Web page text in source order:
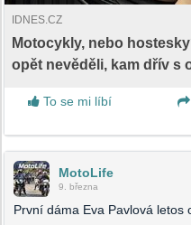
IDNES.CZ
Motocykly, nebo
opět nevěděli, kam dřív s
To se mi líbí
MotoLife
9. března
První dáma Eva Pavlová letos